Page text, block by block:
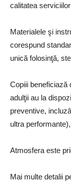
calitatea
Materialele şi
corespund
unică folosinţă,
Copiii beneficiază
adulţii au la
preventive,
ultra
Atmosfera este
Mai multe detalii